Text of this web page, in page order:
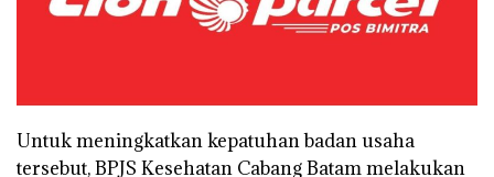
Untuk meningkatkan kepatuhan badan usaha
tersebut, BPJS Kesehatan Cabang Batam melakukan